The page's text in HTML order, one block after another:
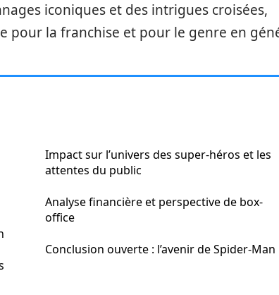
iconiques et des intrigues croisées,
pour la franchise et pour le genre en
Impact sur l’univers des super-héros et les
attentes du public
Analyse financière et perspective de box-
office
Conclusion ouverte : l’avenir de Spider-Man